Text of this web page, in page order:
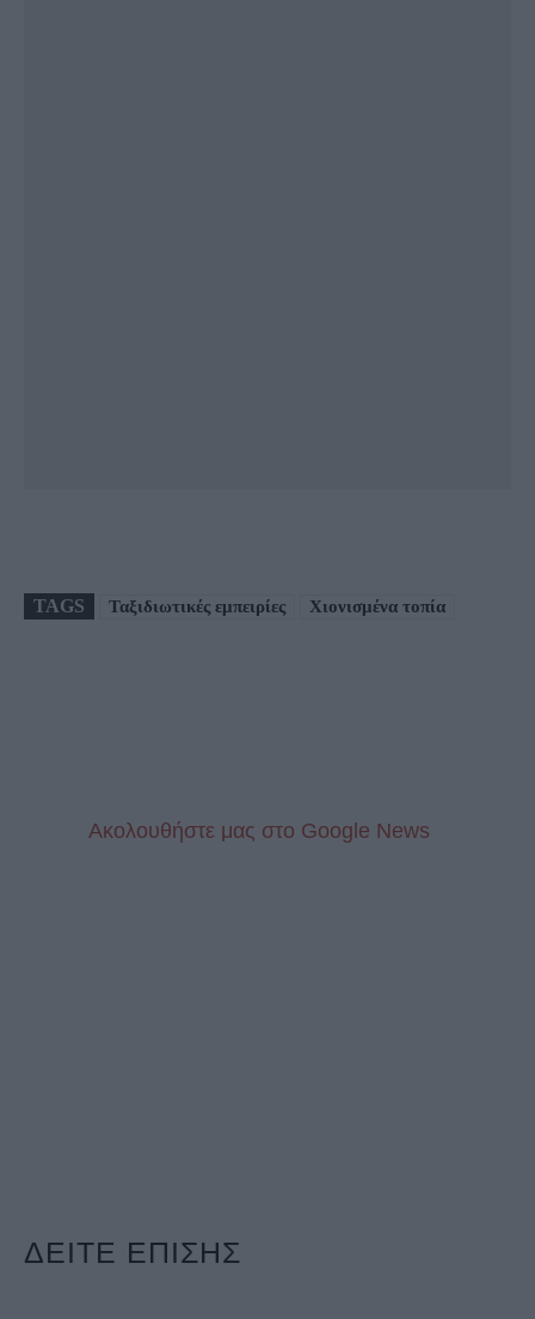
TAGS Ταξιδιωτικές εμπειρίες Χιονισμένα τοπία
Aκολουθήστε μας στo Google News
ΔΕΙΤΕ ΕΠΙΣΗΣ